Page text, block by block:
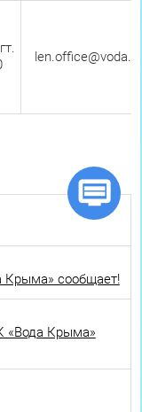
Крыма» сообщает!
«Вода Крыма»